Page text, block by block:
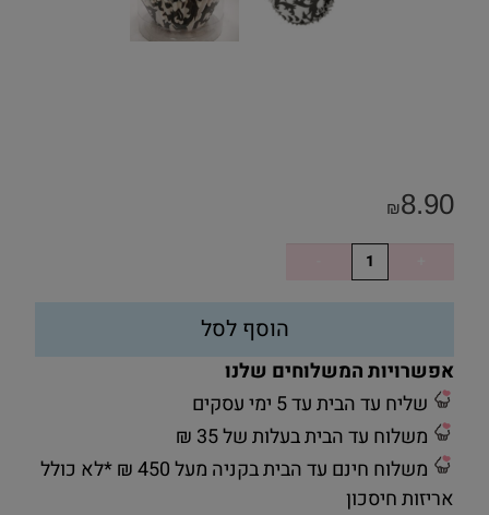
₪8.90
הוסף לסל
אפשרויות המשלוחים שלנו
שליח עד הבית עד 5 ימי עסקים
משלוח עד הבית בעלות של 35 ₪
משלוח חינם עד הבית בקניה מעל 450 ₪ *לא כולל
אריזות חיסכון